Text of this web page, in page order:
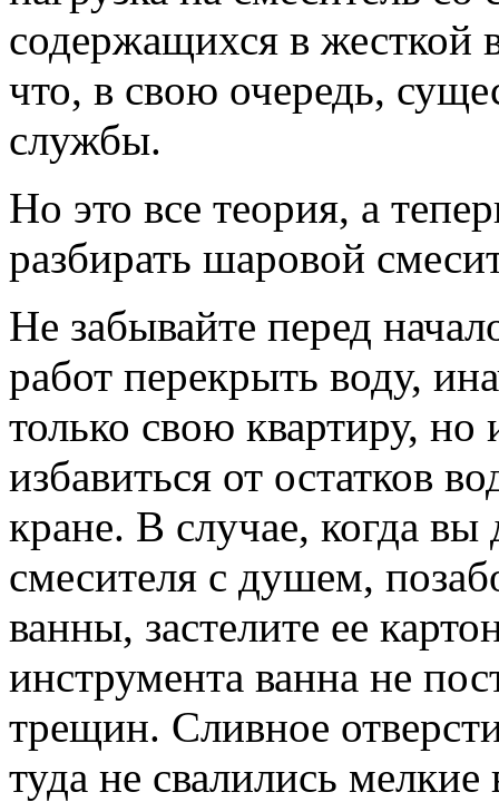
содержащихся в жесткой
что, в свою очередь,
службы.
Но это все теория, а
разбирать шаровой
Не забывайте перед
работ перекрыть воду,
только свою квартиру, но
избавиться от остатков
кране. В случае, когда
смесителя с душем,
ванны, застелите ее
инструмента ванна не
трещин. Сливное
туда не свалились